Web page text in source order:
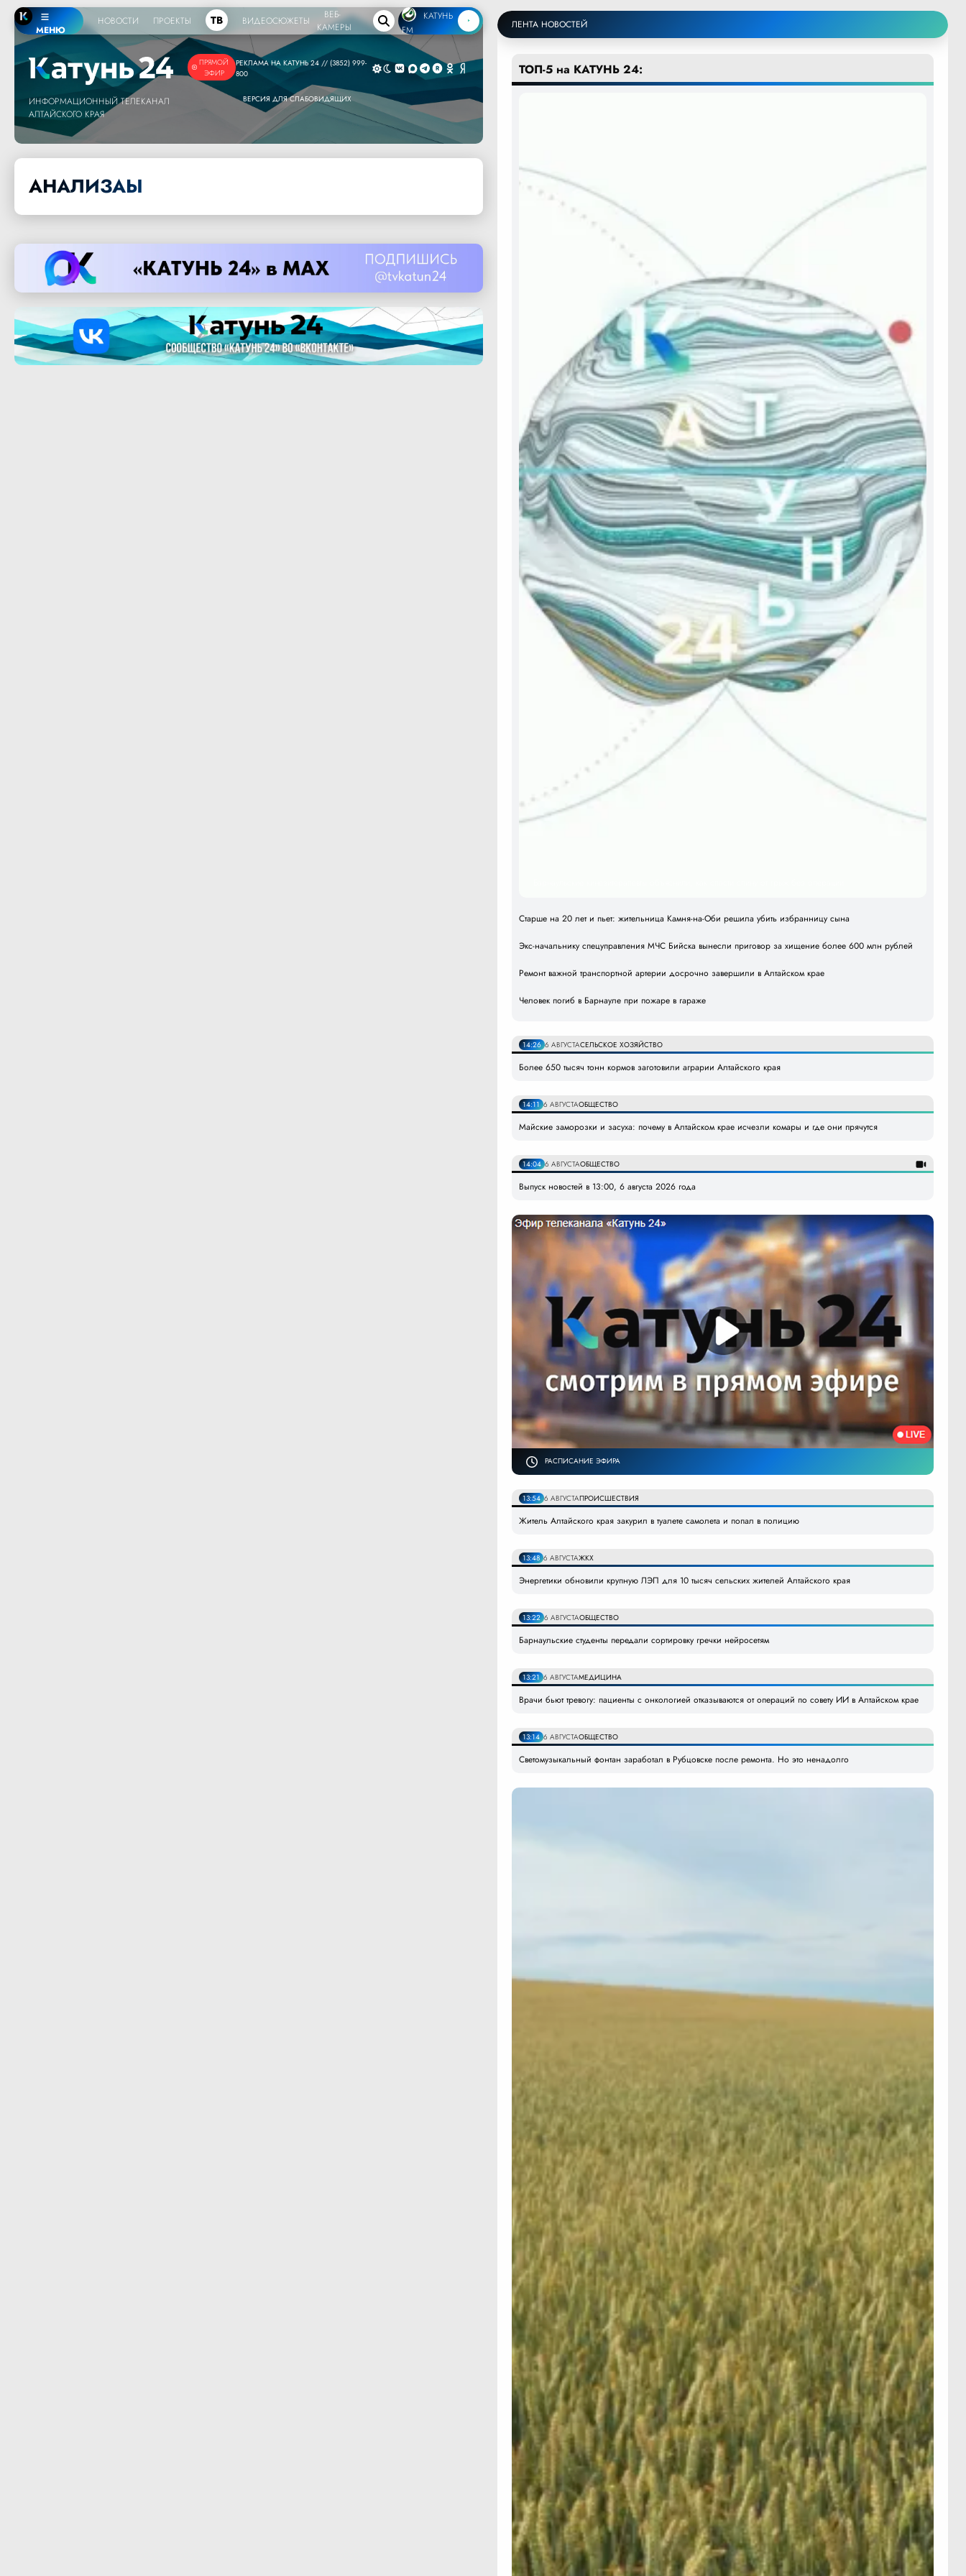
МЕНЮ
НОВОСТИ ПРОЕКТЫ ТВ ВИДЕОСЮЖЕТЫ
ВЕБ-
КАМЕРЫ
КАТУНЬ
FM
ПРЯМОЙ
ЭФИР
ИНФОРМАЦИОННЫЙ ТЕЛЕКАНАЛ
АЛТАЙСКОГО КРАЯ
РЕКЛАМА НА КАТУНЬ 24 // (3852) 999-
800
ВЕРСИЯ ДЛЯ СЛАБОВИДЯЩИХ
АНАЛИЗАЫ
ЛЕНТА НОВОСТЕЙ
ТОП-5 на КАТУНЬ 24:
Старше на 20 лет и пьет: жительница Камня-на-Оби решила убить избранницу сына
Экс-начальнику спецуправления МЧС Бийска вынесли приговор за хищение более 600 млн рублей
Ремонт важной транспортной артерии досрочно завершили в Алтайском крае
Человек погиб в Барнауле при пожаре в гараже
14:26 6 АВГУСТАСЕЛЬСКОЕ ХОЗЯЙСТВО
Более 650 тысяч тонн кормов заготовили аграрии Алтайского края
14:11 6 АВГУСТАОБЩЕСТВО
Майские заморозки и засуха: почему в Алтайском крае исчезли комары и где они прячутся
14:04 6 АВГУСТАОБЩЕСТВО
Выпуск новостей в 13:00, 6 августа 2026 года
РАСПИСАНИЕ ЭФИРА
13:54 6 АВГУСТАПРОИСШЕСТВИЯ
Житель Алтайского края закурил в туалете самолета и попал в полицию
13:48 6 АВГУСТАЖКХ
Энергетики обновили крупную ЛЭП для 10 тысяч сельских жителей Алтайского края
13:22 6 АВГУСТАОБЩЕСТВО
Барнаульские студенты передали сортировку гречки нейросетям
13:21 6 АВГУСТАМЕДИЦИНА
Врачи бьют тревогу: пациенты с онкологией отказываются от операций по совету ИИ в Алтайском крае
13:14 6 АВГУСТАОБЩЕСТВО
Светомузыкальный фонтан заработал в Рубцовске после ремонта. Но это ненадолго